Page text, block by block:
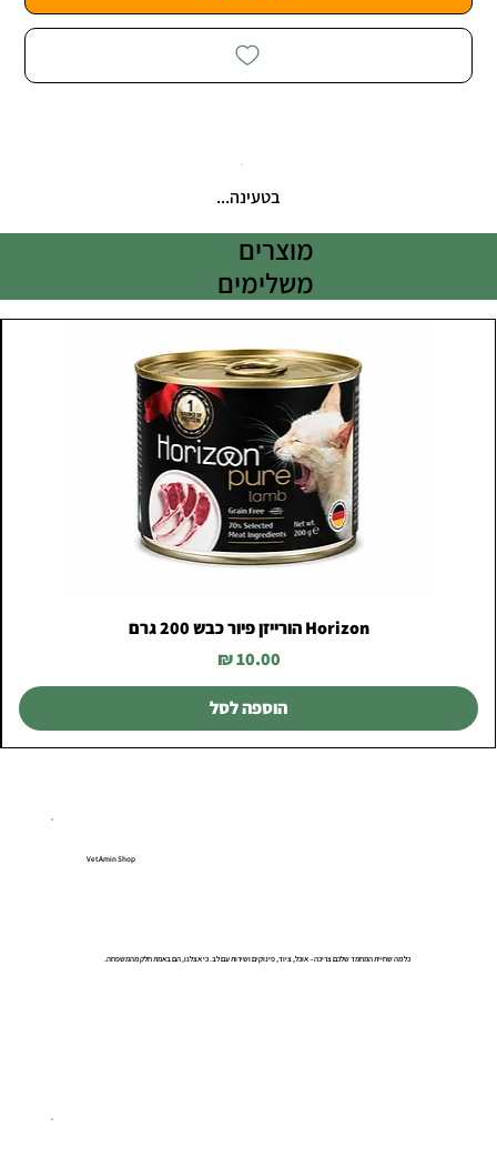
בטעינה...
מוצרים
משלימים
Horizon הורייזן פיור כבש 200 גרם
מחיר
הוספה לסל
VetAmin Shop
כל מה שחיית המחמד שלכם צריכה – אוכל, ציוד, פינוקים ושירות עם לב. כי אצלנו, הם באמת חלק מהמשפחה.